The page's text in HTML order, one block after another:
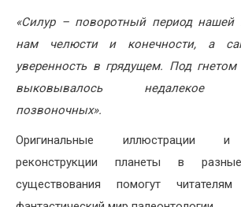
«Силур – поворотный период нашей
нам челюсти и конечности, а
уверенность в грядущем. Под гнетом
выковывалось недалекое
позвоночных».
Оригинальные иллюстрации и
реконструкции планеты в
существования помогут